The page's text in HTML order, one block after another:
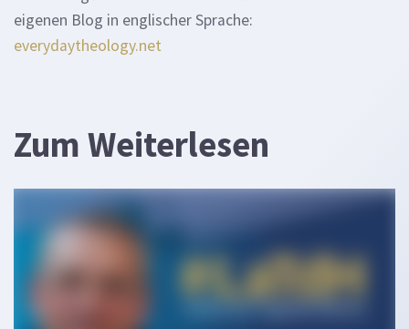
eigenen Blog in englischer Sprache:
everydaytheology.net
Zum Weiterlesen